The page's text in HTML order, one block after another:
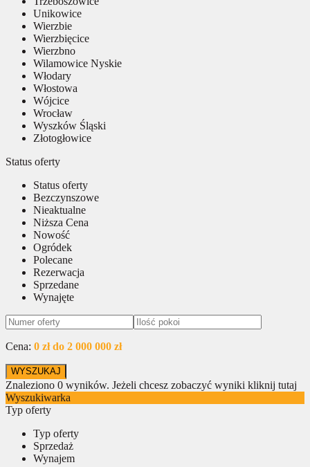
Unikowice
Wierzbie
Wierzbięcice
Wierzbno
Wilamowice Nyskie
Włodary
Włostowa
Wójcice
Wrocław
Wyszków Śląski
Złotogłowice
Status oferty
Status oferty
Bezczynszowe
Nieaktualne
Niższa Cena
Nowość
Ogródek
Polecane
Rezerwacja
Sprzedane
Wynajęte
Cena: 0 zł do 2 000 000 zł
Znaleziono 0 wyników. Jeżeli chcesz zobaczyć wyniki kliknij tutaj
Wyszukiwarka
Typ oferty
Typ oferty
Sprzedaż
Wynajem